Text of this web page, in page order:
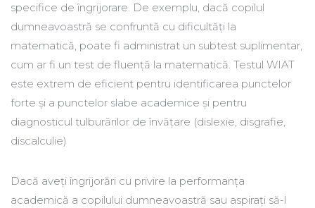
specifice de îngrijorare. De exemplu, dacă copilul
dumneavoastră se confruntă cu dificultăți la
matematică, poate fi administrat un subtest suplimentar,
cum ar fi un test de fluență la matematică. Testul WIAT
este extrem de eficient pentru identificarea punctelor
forte și a punctelor slabe academice și pentru
diagnosticul tulburărilor de învățare (dislexie, disgrafie,
discalculie)
Dacă aveți îngrijorări cu privire la performanța
academică a copilului dumneavoastră sau aspirați să-l